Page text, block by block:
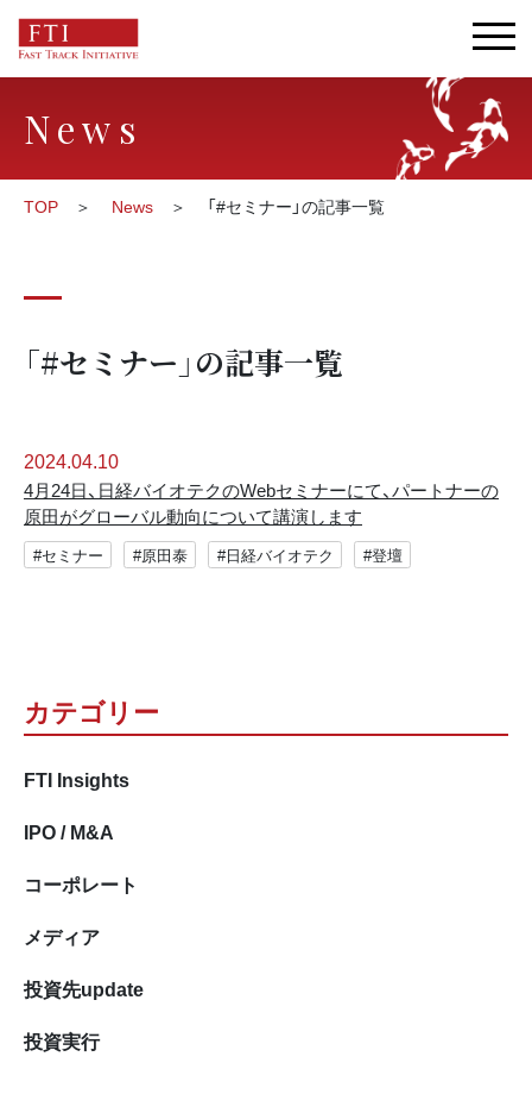
News
TOP News 「#セミナー」の記事一覧
カテゴリー
FTI Insights
IPO / M&A
コーポレート
メディア
投資先update
投資実行
「#セミナー」の記事一覧
2024.04.10
4月24日、日経バイオテクのWebセミナーにて、パートナーの
原田がグローバル動向について講演します
#セミナー #原田泰 #日経バイオテク #登壇